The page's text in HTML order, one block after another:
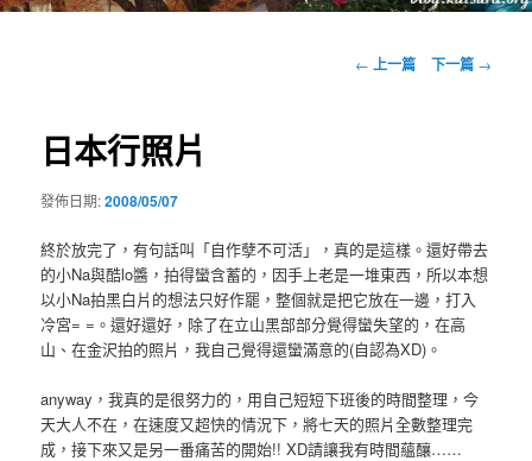
文
← 上一篇 下一篇 →
日本行照片
發佈日期:2008/05/07
終於放完了，有句話叫「自作孽不可活」，真的是這樣。還好帶去
的小Na與酷lo醬，拍得蠻含蓄的，因手上老是一堆東西，所以本想
以小Na拍黑白片的想法只好作罷，整個就是把它放在一邊，打入
冷宮= =。還好還好，除了在立山黑部部分覺得蠻失望的，在高
山、在金沢拍的照片，我自己覺得還蠻滿意的(自認為XD)。
anyway，我真的是很努力的，用自己短短下班後的時間整理，今
天大人不在，在速度又超快的情況下，將七天的照片全數整理完
成，接下來又是另一番痛苦的開始!! XD請讓我有時間蘊釀……